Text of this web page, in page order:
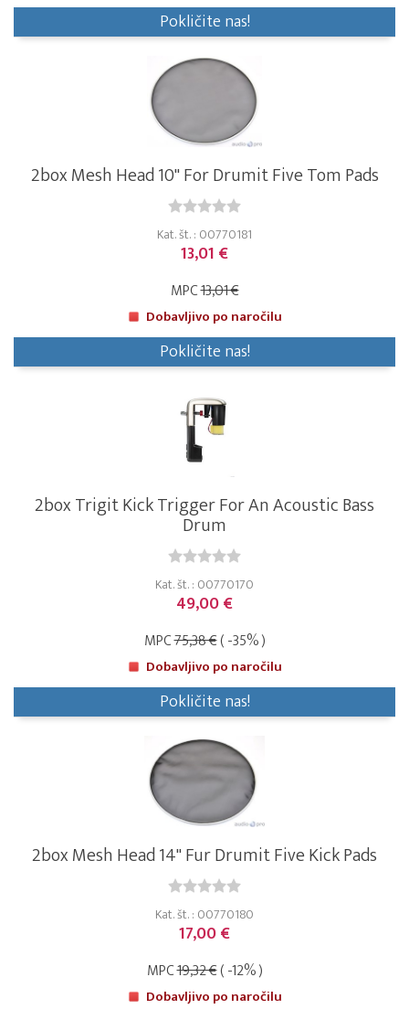
Pokličite nas!
2box Mesh Head 10" For Drumit Five Tom Pads
Kat. št. : 00770181
13,01 €
MPC13,01 €
Dobavljivo po naročilu
Pokličite nas!
2box Trigit Kick Trigger For An Acoustic Bass
Drum
Kat. št. : 00770170
49,00 €
MPC75,38 €( -35% )
Dobavljivo po naročilu
Pokličite nas!
2box Mesh Head 14" Fur Drumit Five Kick Pads
Kat. št. : 00770180
17,00 €
MPC19,32 €( -12% )
Dobavljivo po naročilu